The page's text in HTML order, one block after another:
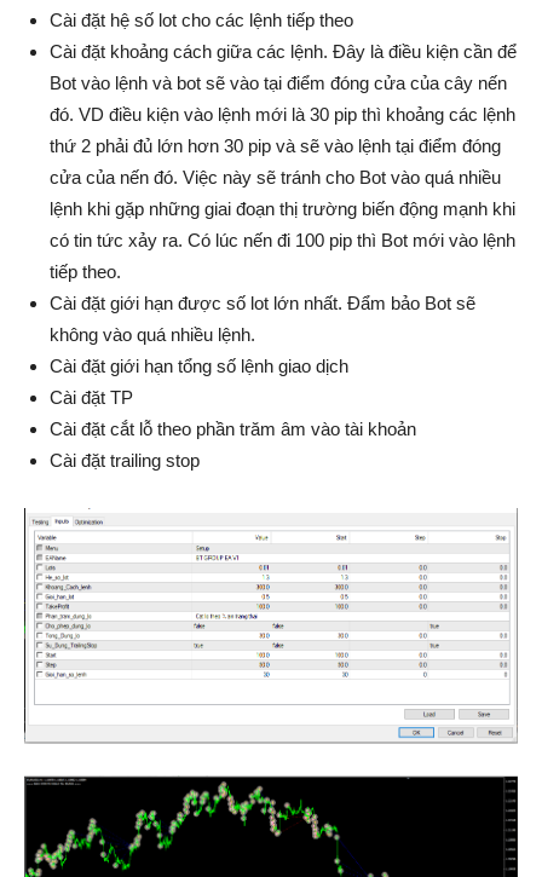
Cài đặt hệ số lot cho các lệnh tiếp theo
Cài đặt khoảng cách giữa các lệnh. Đây là điều kiện cần để
Bot vào lệnh và bot sẽ vào tại điểm đóng cửa của cây nến
đó. VD điều kiện vào lệnh mới là 30 pip thì khoảng các lệnh
thứ 2 phải đủ lớn hơn 30 pip và sẽ vào lệnh tại điểm đóng
cửa của nến đó. Việc này sẽ tránh cho Bot vào quá nhiều
lệnh khi gặp những giai đoạn thị trường biến động mạnh khi
có tin tức xảy ra. Có lúc nến đi 100 pip thì Bot mới vào lệnh
tiếp theo.
Cài đặt giới hạn được số lot lớn nhất. Đẩm bảo Bot sẽ
không vào quá nhiều lệnh.
Cài đặt giới hạn tổng số lệnh giao dịch
Cài đặt TP
Cài đặt cắt lỗ theo phần trăm âm vào tài khoản
Cài đặt trailing stop